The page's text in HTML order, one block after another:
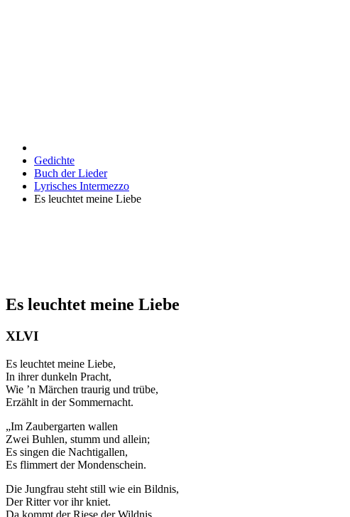
Gedichte
Buch der Lieder
Lyrisches Intermezzo
Es leuchtet meine Liebe
Es leuchtet meine Liebe
XLVI
Es leuchtet meine Liebe,
In ihrer dunkeln Pracht,
Wie ’n Märchen traurig und trübe,
Erzählt in der Sommernacht.
„Im Zaubergarten wallen
Zwei Buhlen, stumm und allein;
Es singen die Nachtigallen,
Es flimmert der Mondenschein.
Die Jungfrau steht still wie ein Bildnis,
Der Ritter vor ihr kniet.
Da kommt der Riese der Wildnis,